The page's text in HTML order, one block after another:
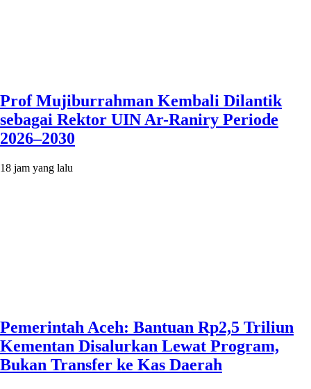
Prof Mujiburrahman Kembali Dilantik
sebagai Rektor UIN Ar-Raniry Periode
2026–2030
18 jam yang lalu
Pemerintah Aceh: Bantuan Rp2,5 Triliun
Kementan Disalurkan Lewat Program,
Bukan Transfer ke Kas Daerah